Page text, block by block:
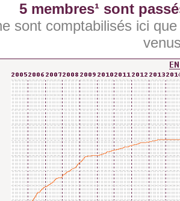
5 membres¹ sont
sont comptabilisés ici